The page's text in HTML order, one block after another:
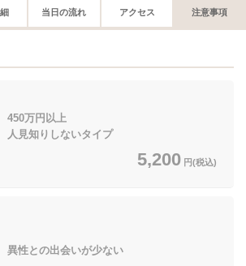
当日の流れ アクセス 注意事項
万円以上
見知りしないタイプ
5,200 円(税込)
との出会いが少ない